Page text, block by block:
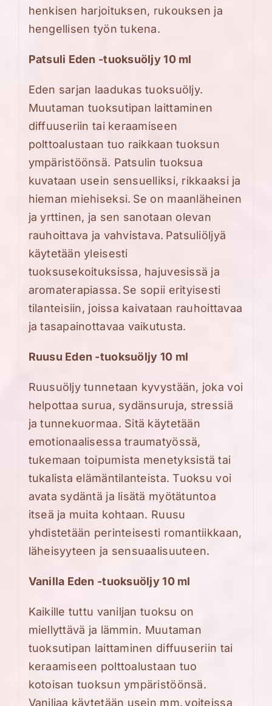
henkisen harjoituksen, rukouksen ja
hengellisen työn tukena.
Patsuli Eden -tuoksuöljy 10 ml
Eden sarjan laadukas tuoksuöljy.
Muutaman tuoksutipan laittaminen
diffuuseriin tai keraamiseen
polttoalustaan tuo raikkaan tuoksun
ympäristöönsä. Patsulin tuoksua
kuvataan usein sensuelliksi, rikkaaksi ja
hieman miehiseksi. Se on maanläheinen
ja yrttinen, ja sen sanotaan olevan
rauhoittava ja vahvistava. Patsuliöljyä
käytetään yleisesti
tuoksusekoituksissa, hajuvesissä ja
aromaterapiassa. Se sopii erityisesti
tilanteisiin, joissa kaivataan rauhoittavaa
ja tasapainottavaa vaikutusta.
Ruusu Eden -tuoksuöljy 10 ml
Ruusuöljy tunnetaan kyvystään, joka voi
helpottaa surua, sydänsuruja, stressiä
ja tunnekuormaa. Sitä käytetään
emotionaalisessa traumatyössä,
tukemaan toipumista menetyksistä tai
tukalista elämäntilanteista. Tuoksu voi
avata sydäntä ja lisätä myötätuntoa
itseä ja muita kohtaan. Ruusu
yhdistetään perinteisesti romantiikkaan,
läheisyyteen ja sensuaalisuuteen.
Vanilla Eden -tuoksuöljy 10 ml
Kaikille tuttu vaniljan tuoksu on
miellyttävä ja lämmin. Muutaman
tuoksutipan laittaminen diffuuseriin tai
keraamiseen polttoalustaan tuo
kotoisan tuoksun ympäristöönsä.
Vaniljaa käytetään usein mm. voiteissa